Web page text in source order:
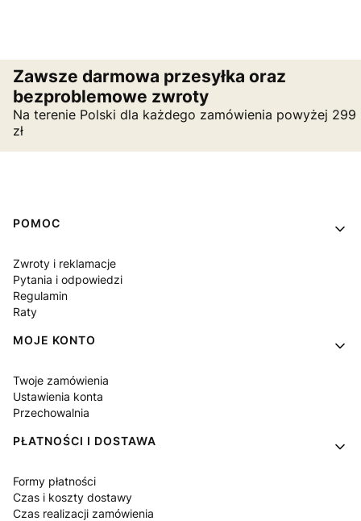
Zawsze darmowa przesyłka oraz
bezproblemowe zwroty
Na terenie Polski dla każdego zamówienia powyżej 299
zł
Linki w stopce
POMOC
Zwroty i reklamacje
Pytania i odpowiedzi
Regulamin
Raty
MOJE KONTO
Twoje zamówienia
Ustawienia konta
Przechowalnia
PŁATNOŚCI I DOSTAWA
Formy płatności
Czas i koszty dostawy
Czas realizacji zamówienia